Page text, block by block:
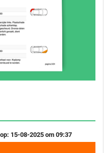
15-08-2025 om 09:37